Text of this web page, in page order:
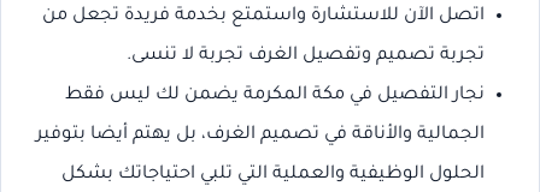
اتصل الآن للاستشارة واستمتع بخدمة فريدة تجعل من
تجربة تصميم وتفصيل الغرف تجربة لا تنسى.
نجار التفصيل في مكة المكرمة يضمن لك ليس فقط
الجمالية والأناقة في تصميم الغرف، بل يهتم أيضا بتوفير
الحلول الوظيفية والعملية التي تلبي احتياجاتك بشكل